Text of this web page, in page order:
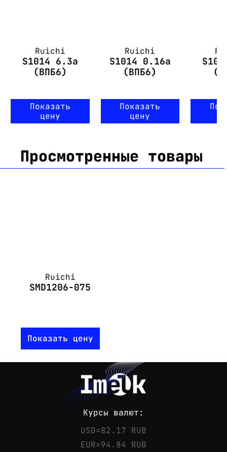
Ruichi
S1014 6.3а
(ВПБ6)
Показать
цену
Ruichi
S1014 0.16а
(ВПБ6)
Показать
цену
Просмотренные товары
Ruichi
SMD1206-075
Показать цену
Курсы валют:
USD=82.17 RUB
EUR=94.84 RUB